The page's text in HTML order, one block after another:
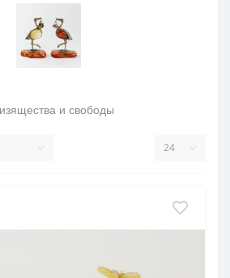
и свободы